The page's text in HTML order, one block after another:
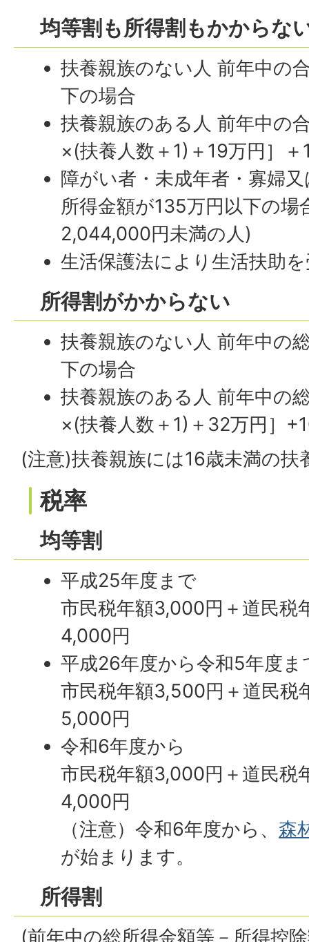
均等割も所得割もかからな
扶養親族のない人 前年中の
下の場合
扶養親族のある人 前年中の
×(扶養人数＋1)＋19万円］
障がい者・未成年者・寡婦
所得金額が135万円以下の場
2,044,000円未満の人)
生活保護法により生活扶助
所得割がかからない
扶養親族のない人 前年中の
下の場合
扶養親族のある人 前年中の
×(扶養人数＋1)＋32万円］
(注意)扶養親族には16歳未満の
税率
均等割
平成25年度まで
市民税年額3,000円＋道民税
4,000円
平成26年度から令和5年度ま
市民税年額3,500円＋道民税
5,000円
令和6年度から
市民税年額3,000円＋道民税
4,000円
（注意）令和6年度から、森
が始まります。
​​​​​​​所得割
(前年中の総所得金額等－所得控